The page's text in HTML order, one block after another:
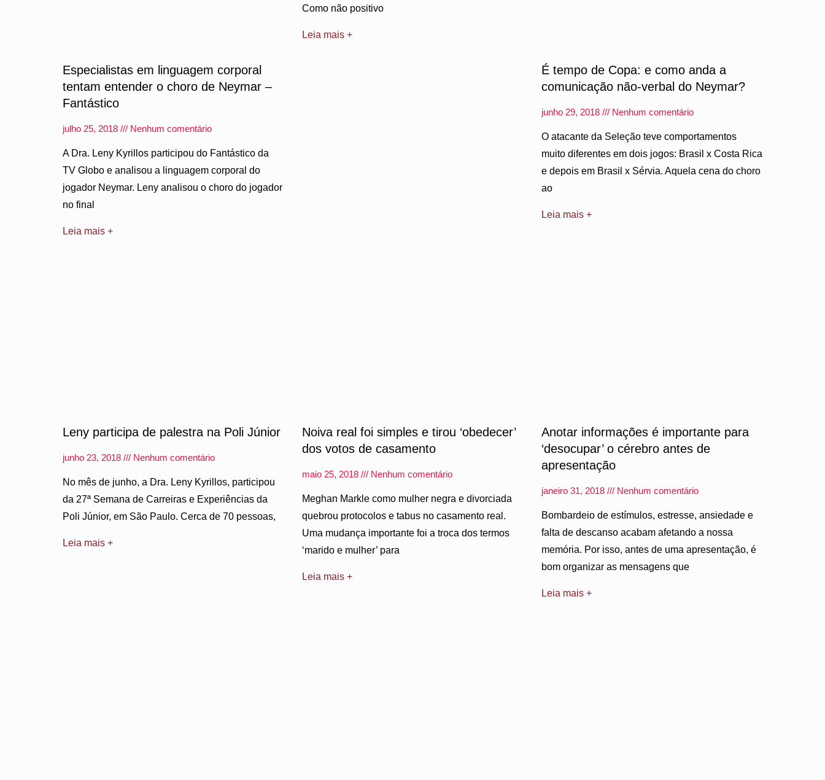
Especialistas em linguagem corporal
tentam entender o choro de Neymar –
Fantástico
julho 25, 2018 Nenhum comentário
A Dra. Leny Kyrillos participou do Fantástico da
TV Globo e analisou a linguagem corporal do
jogador Neymar. Leny analisou o choro do jogador
no final
Leia mais +
Como não positivo
Leia mais +
É tempo de Copa: e como anda a
comunicação não-verbal do Neymar?
junho 29, 2018 Nenhum comentário
O atacante da Seleção teve comportamentos
muito diferentes em dois jogos: Brasil x Costa Rica
e depois em Brasil x Sérvia. Aquela cena do choro
ao
Leia mais +
Leny participa de palestra na Poli Júnior
junho 23, 2018 Nenhum comentário
No mês de junho, a Dra. Leny Kyrillos, participou
da 27ª Semana de Carreiras e Experiências da
Poli Júnior, em São Paulo. Cerca de 70 pessoas,
Leia mais +
Noiva real foi simples e tirou ‘obedecer’
dos votos de casamento
maio 25, 2018 Nenhum comentário
Meghan Markle como mulher negra e divorciada
quebrou protocolos e tabus no casamento real.
Uma mudança importante foi a troca dos termos
‘marido e mulher’ para
Leia mais +
Anotar informações é importante para
‘desocupar’ o cérebro antes de
apresentação
janeiro 31, 2018 Nenhum comentário
Bombardeio de estímulos, estresse, ansiedade e
falta de descanso acabam afetando a nossa
memória. Por isso, antes de uma apresentação, é
bom organizar as mensagens que
Leia mais +